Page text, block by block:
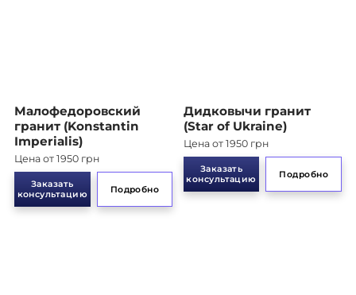
Малофедоровский
гранит (Konstantin
Imperialis)
Цена от 1950 грн
Заказать
консультацию
Подробно
Дидковычи гранит
(Star of Ukraine)
Цена от 1950 грн
Заказать
консультацию
Подробно